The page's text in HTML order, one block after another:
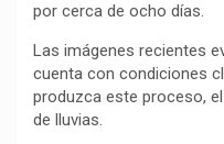
por cerca de ocho días.
Las imágenes recientes
cuenta con condiciones
produzca este proceso,
de lluvias.